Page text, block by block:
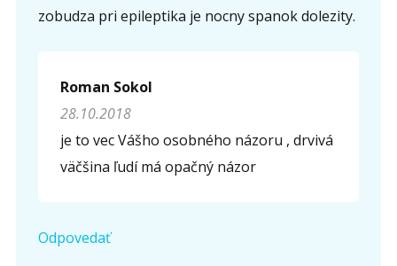
zobudza pri epileptika je nocny spanok dolezity.
Roman Sokol
28.10.2018
je to vec Vášho osobného názoru , drvivá
väčšina ľudí má opačný názor
Odpovedať